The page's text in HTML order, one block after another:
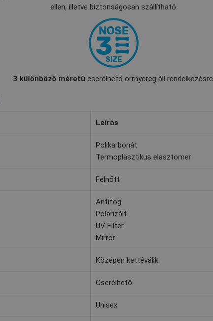
ellen, illetve biztonságosan szállítható.
3 különböző méretű cserélhető orrnyereg áll rendelkezésre.
Leírás
Polikarbonát
Termoplasztikus elasztomer
Felnőtt
Antifog
Polarizált
UV Filter
Mirror
Középen kettéválik
Cserélhető
Unisex